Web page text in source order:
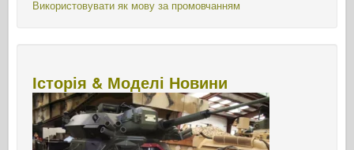
Використовувати як мову за промовчанням
Історія & Моделі Новини